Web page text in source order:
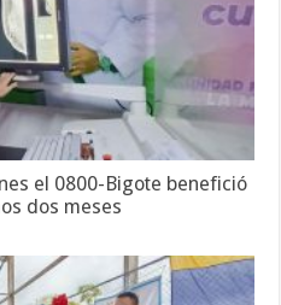
el 0800-Bigote benefició
dos meses